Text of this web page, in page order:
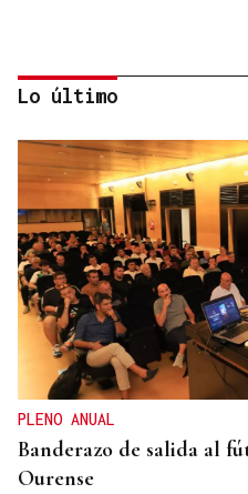
OBITUARIO
Muere el padre de
años
Lo último
PLENO ANUAL
Banderazo de salida al
Ourense